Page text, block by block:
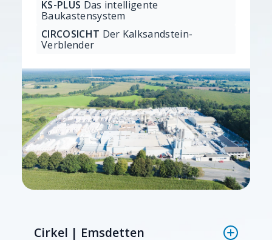
KS-PLUS Das intelligente
Baukastensystem
CIRCOSICHT Der Kalksandstein-
Verblender
Cirkel | Emsdetten